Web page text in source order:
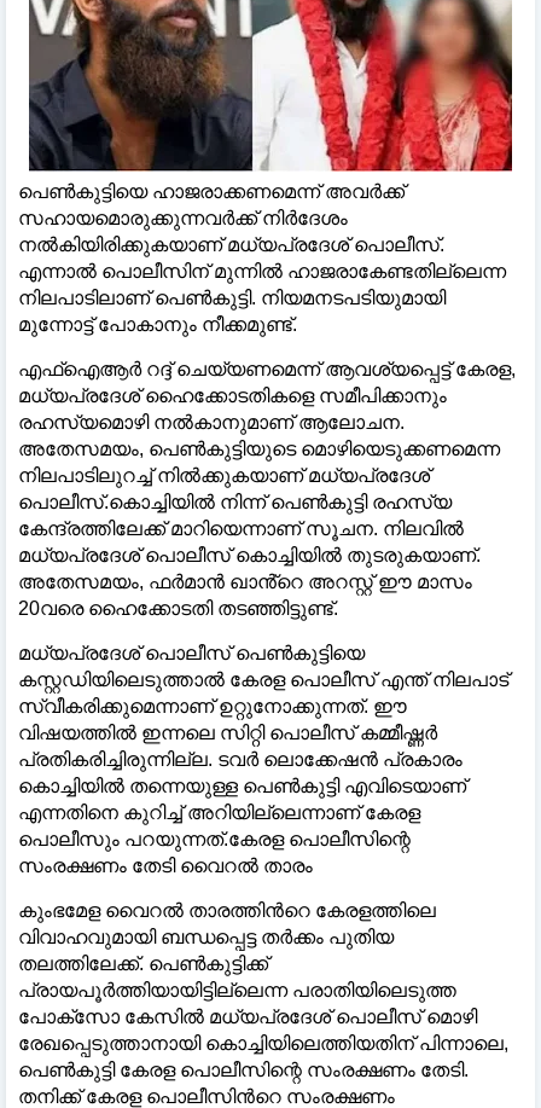
പെൺകുട്ടിയെ ഹാജരാക്കണമെന്ന് അവർക്ക്
സഹായമൊരുക്കുന്നവർക്ക് നിർദേശം
നൽകിയിരിക്കുകയാണ് മധ്യപ്രദേശ് പൊലീസ്.
എന്നാൽ പൊലീസിന് മുന്നിൽ ഹാജരാകേണ്ടതില്ലെന്ന
നിലപാടിലാണ് പെൺകുട്ടി. നിയമനടപടിയുമായി
മുന്നോട്ട് പോകാനും നീക്കമുണ്ട്.
എഫ്ഐആർ റദ്ദ് ചെയ്യണമെന്ന് ആവശ്യപ്പെട്ട് കേരള,
മധ്യപ്രദേശ് ഹൈക്കോടതികളെ സമീപിക്കാനും
രഹസ്യമൊഴി നൽകാനുമാണ് ആലോചന.
അതേസമയം, പെൺകുട്ടിയുടെ മൊഴിയെടുക്കണമെന്ന
നിലപാടിലുറച്ച് നിൽക്കുകയാണ് മധ്യപ്രദേശ്
പൊലീസ്.കൊച്ചിയിൽ നിന്ന് പെൺകുട്ടി രഹസ്യ
കേന്ദ്രത്തിലേക്ക് മാറിയെന്നാണ് സൂചന. നിലവിൽ
മധ്യപ്രദേശ് പൊലീസ് കൊച്ചിയിൽ തുടരുകയാണ്.
അതേസമയം, ഫർമാൻ ഖാൻ്റെ അറസ്റ്റ് ഈ മാസം
20വരെ ഹൈക്കോടതി തടഞ്ഞിട്ടുണ്ട്.
മധ്യപ്രദേശ് പൊലീസ് പെൺകുട്ടിയെ
കസ്റ്റഡിയിലെടുത്താൽ കേരള പൊലീസ് എന്ത് നിലപാട്
സ്വീകരിക്കുമെന്നാണ് ഉറ്റുനോക്കുന്നത്. ഈ
വിഷയത്തിൽ ഇന്നലെ സിറ്റി പൊലീസ് കമ്മീഷ്ണർ
പ്രതികരിച്ചിരുന്നില്ല. ടവർ ലൊക്കേഷൻ പ്രകാരം
കൊച്ചിയിൽ തന്നെയുള്ള പെൺകുട്ടി എവിടെയാണ്
എന്നതിനെ കുറിച്ച് അറിയില്ലെന്നാണ് കേരള
പൊലീസും പറയുന്നത്.കേരള പൊലീസിന്റെ
സംരക്ഷണം തേടി വൈറൽ താരം
കുംഭമേള വൈറൽ താരത്തിന്‍റെ കേരളത്തിലെ
വിവാഹവുമായി ബന്ധപ്പെട്ട തർക്കം പുതിയ
തലത്തിലേക്ക്. പെൺകുട്ടിക്ക്
പ്രായപൂർത്തിയായിട്ടില്ലെന്ന പരാതിയിലെടുത്ത
പോക്സോ കേസിൽ മധ്യപ്രദേശ് പൊലീസ് മൊഴി
രേഖപ്പെടുത്താനായി കൊച്ചിയിലെത്തിയതിന് പിന്നാലെ,
പെൺകുട്ടി കേരള പൊലീസിന്റെ സംരക്ഷണം തേടി.
തനിക്ക് കേരള പൊലീസിന്‍റെ സംരക്ഷണം